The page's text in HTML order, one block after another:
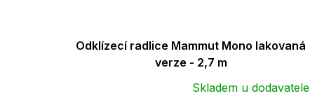
Odklízecí radlice Mammut Mono lakovaná
verze - 2,7 m
Skladem u dodavatele